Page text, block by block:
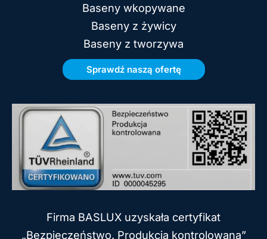
Baseny wkopywane
Baseny z żywicy
Baseny z tworzywa
Firma BASLUX uzyskała certyfikat
„Bezpieczeństwo. Produkcja kontrolowana”
Sprawdź naszą ofertę